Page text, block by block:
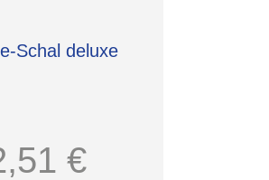
Schal deluxe
€